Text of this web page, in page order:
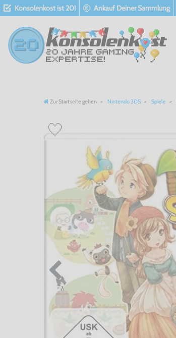
Konsolenkost ist 20! Ankauf Deiner Sammlung
Zur Startseite gehen Nintendo 3DS Spiele